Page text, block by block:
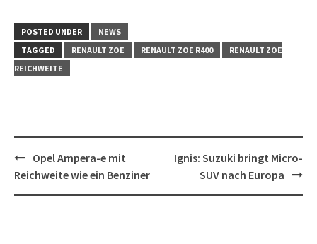
POSTED UNDER
NEWS
TAGGED
RENAULT ZOE RENAULT ZOE R400
RENAULT ZOE
REICHWEITE
Post
navigation
Opel Ampera-e mit
Reichweite wie ein Benziner
Ignis: Suzuki bringt Micro-
SUV nach Europa